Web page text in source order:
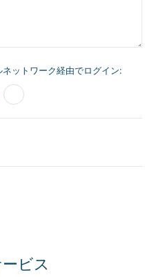
ットワーク経由でログイン:
ビス